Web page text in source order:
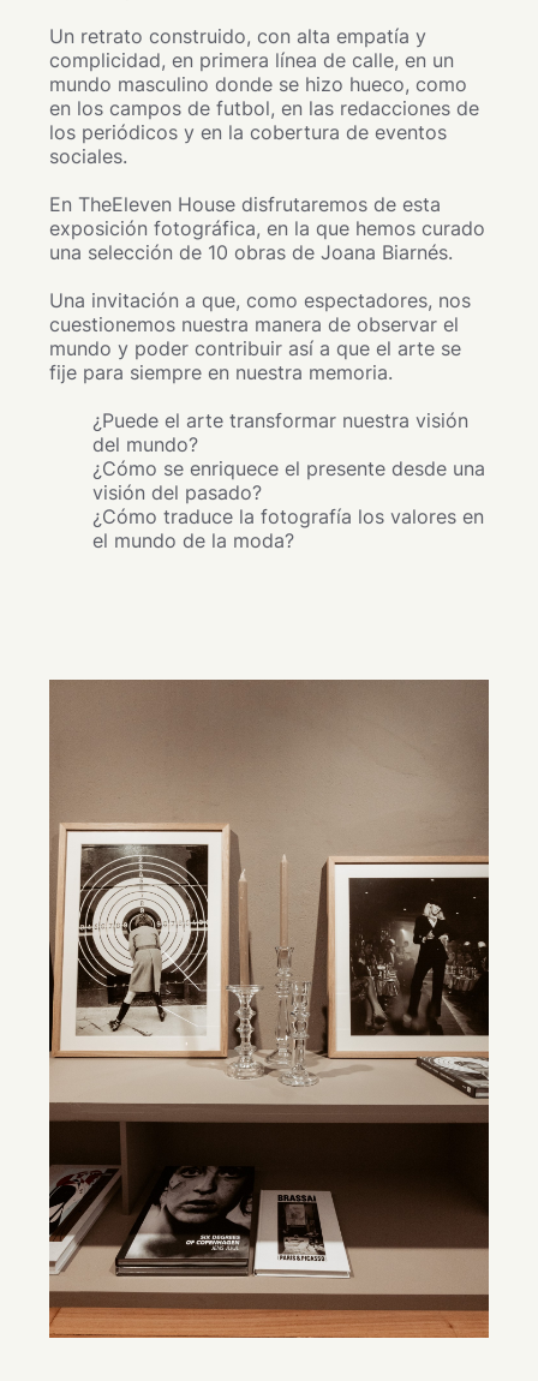
Un retrato construido, con alta empatía y
complicidad, en primera línea de calle, en un
mundo masculino donde se hizo hueco, como
en los campos de futbol, en las redacciones de
los periódicos y en la cobertura de eventos
sociales.
En TheEleven House disfrutaremos de esta
exposición fotográfica, en la que hemos curado
una selección de 10 obras de Joana Biarnés.
Una invitación a que, como espectadores, nos
cuestionemos nuestra manera de observar el
mundo y poder contribuir así a que el arte se
fije para siempre en nuestra memoria.
¿Puede el arte transformar nuestra visión
del mundo?
¿Cómo se enriquece el presente desde una
visión del pasado?
¿Cómo traduce la fotografía los valores en
el mundo de la moda?